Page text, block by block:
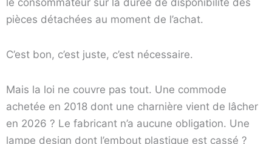
le consommateur sur la durée de disponibilité des
pièces détachées au moment de l’achat.
C’est bon, c’est juste, c’est nécessaire.
Mais la loi ne couvre pas tout. Une commode
achetée en 2018 dont une charnière vient de lâcher
en 2026 ? Le fabricant n’a aucune obligation. Une
lampe design dont l’embout plastique est cassé ?